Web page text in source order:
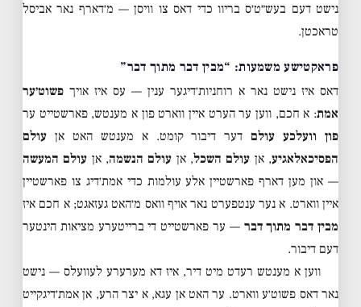
נישט דעם בעש״ט׳ס בריוו כדי דאס צו וויסן — מ׳דארף נאר אביסל
טראכטן.
פראקטישע משמעות: “מבין דבר מתוך דבר”
דאס איז נישט נאר א רוחניות׳דיגער ענין — עס איז אויך פשוט׳ער
אמת: א חכם, ווען ער הערט איין ווארט פון א מענטש, פארשטייט ער
פון וועלכע עולםדער דיבור קומט. א מענטש האט אן עולם
הפסיכאלאגיע, אן עולם השכל, אן עולם הנשמה, אן עולם המעשה
— און מען דארף פארשטיין אלע עולמות כדי אמת׳דיג צו פארשטיין
איין ווארט. א נער ענטפערט נאר אויף וואס מ׳האט געזאגט; א חכם איז
מבין דבר מתוך דבר — ער פארשטייט די ברייטערע מציאות הינטער
דעם דיבור.
ווען א מענטש רעדט מיט דיר, איז דא מערערע לעוועלס — נישט
נאר דאס פשוט׳ע ווארט. ער האט אן עגא, א יצר הרע, אן אמת׳דיגקייט